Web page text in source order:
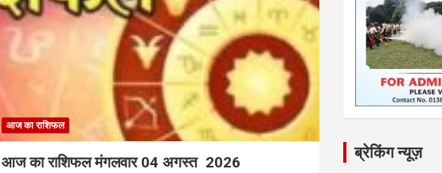
आज का राशिफल
आज का राशिफल मंगलवार 04 अगस्त 2026
ब्रेकिंग न्यूज़